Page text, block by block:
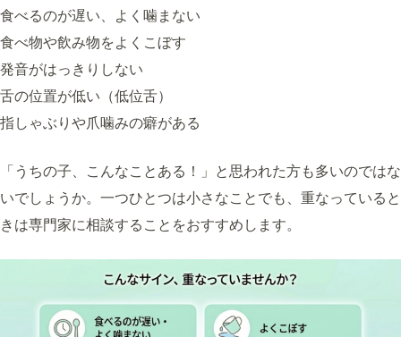
食べるのが遅い、よく噛まない
食べ物や飲み物をよくこぼす
発音がはっきりしない
舌の位置が低い（低位舌）
指しゃぶりや爪噛みの癖がある
「うちの子、こんなことある！」と思われた方も多いのではな
いでしょうか。一つひとつは小さなことでも、重なっていると
きは専門家に相談することをおすすめします。